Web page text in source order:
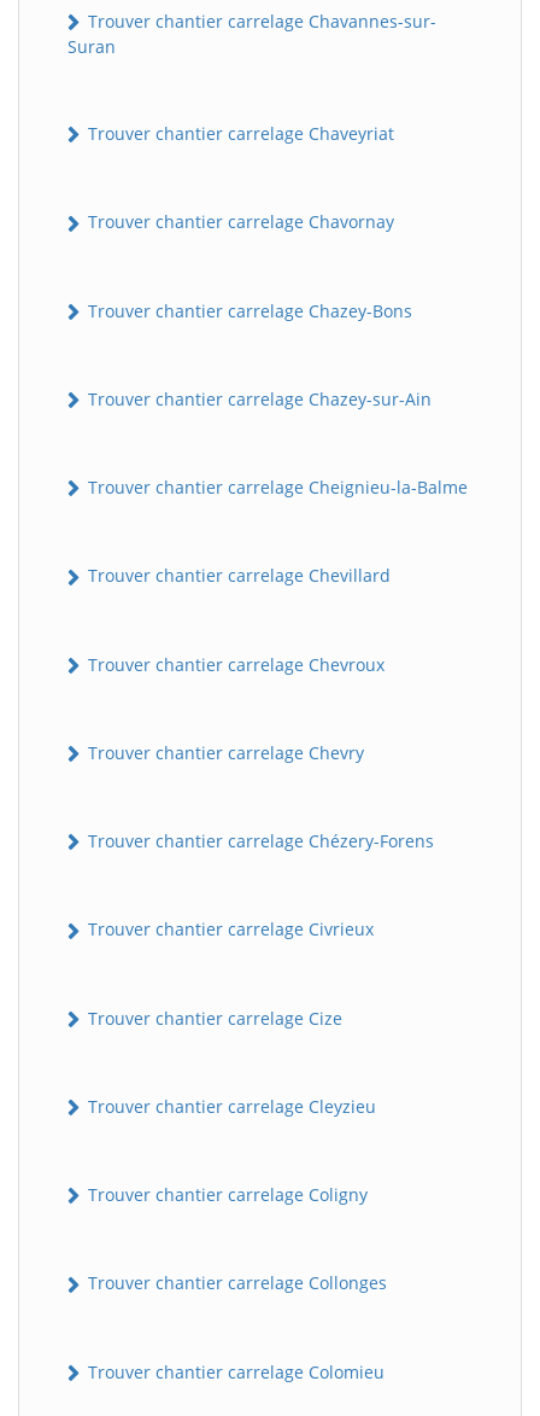
Trouver chantier carrelage Chavannes-sur-
Suran
Trouver chantier carrelage Chaveyriat
Trouver chantier carrelage Chavornay
Trouver chantier carrelage Chazey-Bons
Trouver chantier carrelage Chazey-sur-Ain
Trouver chantier carrelage Cheignieu-la-Balme
Trouver chantier carrelage Chevillard
Trouver chantier carrelage Chevroux
Trouver chantier carrelage Chevry
Trouver chantier carrelage Chézery-Forens
Trouver chantier carrelage Civrieux
Trouver chantier carrelage Cize
Trouver chantier carrelage Cleyzieu
Trouver chantier carrelage Coligny
Trouver chantier carrelage Collonges
Trouver chantier carrelage Colomieu
Assistant en ligne